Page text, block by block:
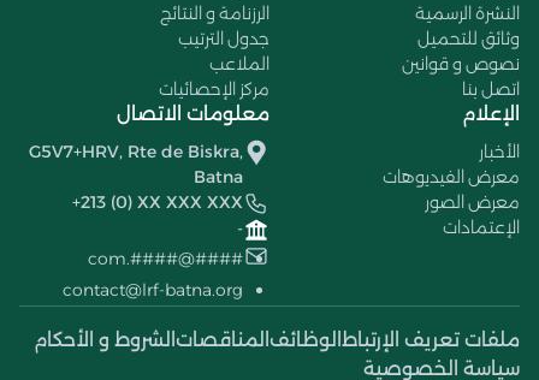
النشرة الرسمية
وثائق للتحميل
نصوص و قوانين
اتصل بنا
الرزنامة و النتائج
جدول الترتيب
الملاعب
مركز الإحصائيات
الإعلام
الأخبار
معرض الفيديوهات
معرض الصور
الإعتمادات
معلومات الاتصال
G5V7+HRV, Rte de Biskra,
Batna
+213 (0) XX XXX XXX
-
####@####.com
contact@lrf-batna.org
ملفات تعريف الإرتباط الوظائف المناقصات الشروط و الأحكام
سياسة الخصوصية